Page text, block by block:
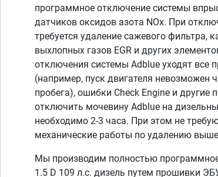
программное отключение системы
датчиков оксидов азота NOx. При
требуется удаление сажевого фильтра,
выхлопных газов EGR и других
отключения системы Adblue уходят все
(например, пуск двигателя невозможен
пробега), ошибки Check Engine и
отключить мочевину Adblue на
необходимо 2-3 часа. При этом не
механические работы по удалению
Мы производим полностью
1.5 D 109 л.с. дизель путем прошивки